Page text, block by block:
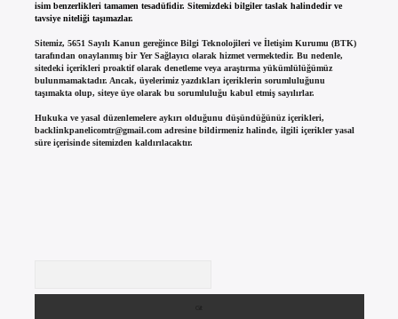
isim benzerlikleri tamamen tesadüfidir. Sitemizdeki bilgiler taslak halindedir ve
tavsiye niteliği taşımazlar.
Sitemiz, 5651 Sayılı Kanun gereğince Bilgi Teknolojileri ve İletişim Kurumu (BTK)
tarafından onaylanmış bir Yer Sağlayıcı olarak hizmet vermektedir. Bu nedenle,
sitedeki içerikleri proaktif olarak denetleme veya araştırma yükümlülüğümüz
bulunmamaktadır. Ancak, üyelerimiz yazdıkları içeriklerin sorumluluğunu
taşımakta olup, siteye üye olarak bu sorumluluğu kabul etmiş sayılırlar.
Hukuka ve yasal düzenlemelere aykırı olduğunu düşündüğünüz içerikleri,
backlinkpanelicomtr@gmail.comadresine bildirmeniz halinde, ilgili içerikler yasal
süre içerisinde sitemizden kaldırılacaktır.